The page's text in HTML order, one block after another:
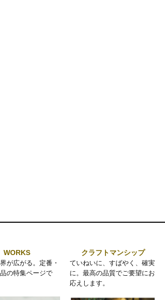
WORKS
が広がる。定番・
の特集ページで
クラフトマンシップ
ていねいに、すばやく、確実
に。最高の品質でご要望にお
応えします。